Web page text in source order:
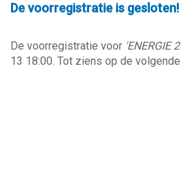
De voorregistratie is gesloten!
De voorregistratie voor 'ENERGIE
13 18:00. Tot ziens op de